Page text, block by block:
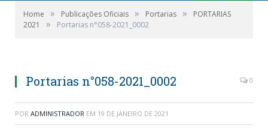
Home » Publicações Oficiais » Portarias »
PORTARIAS
2021
» Portarias n°058-2021_0002
Portarias n°058-2021_0002 0
POR ADMINISTRADOR EM 19 DE JANEIRO DE 2021